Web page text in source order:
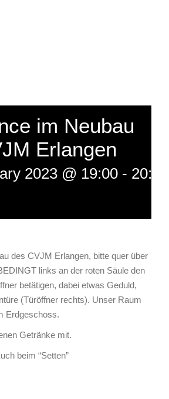
im Neubau
Erlangen
2023 @ 19:00 - 20:30
des CVJM Erlangen, bitte quer über
links an der roten Säule den
betätigen, dabei etwas Geduld,
(Türöffner rechts). Unser Raum
Erdgeschoss.
Getränke mit.
beim “Setten”